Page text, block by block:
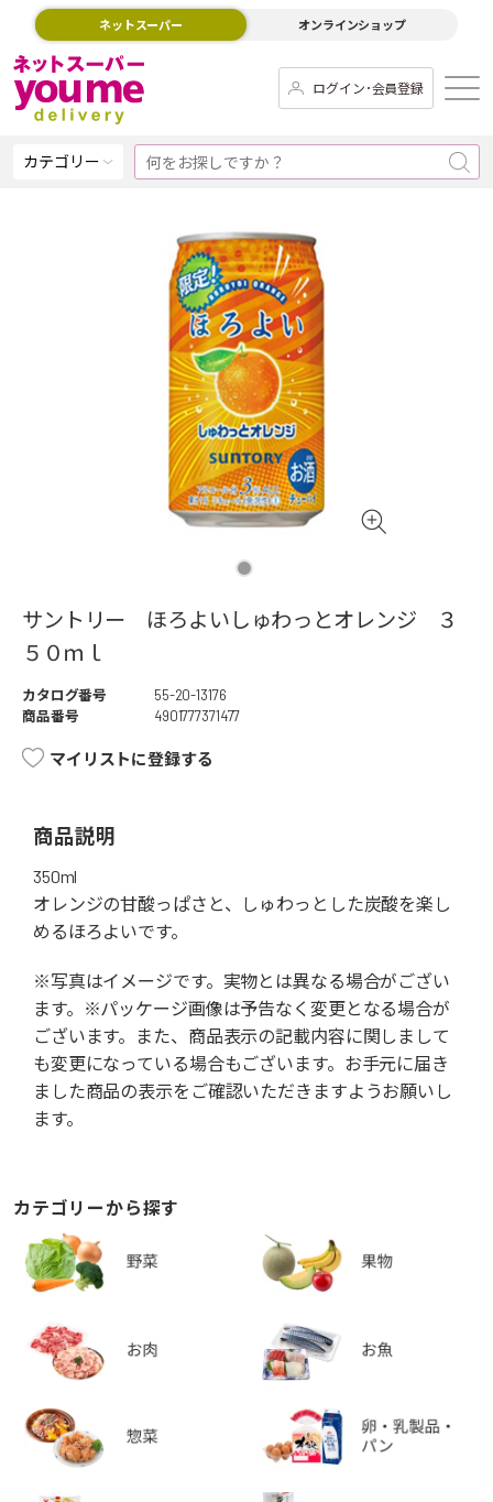
ネットスーパー オンラインショップ
ログイン･会員登録
カテゴリー
サントリー ほろよいしゅわっとオレンジ ３
５０ｍｌ
カタログ番号
55-20-13176
商品番号
4901777371477
マイリストに登録する
商品説明
350ml
オレンジの甘酸っぱさと、しゅわっとした炭酸を楽し
めるほろよいです。
※写真はイメージです。実物とは異なる場合がござい
ます。※パッケージ画像は予告なく変更となる場合が
ございます。また、商品表示の記載内容に関しまして
も変更になっている場合もございます。お手元に届き
ました商品の表示をご確認いただきますようお願いし
ます。
カテゴリーから探す